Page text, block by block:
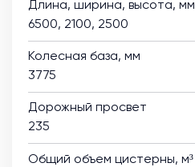
Длина, ширина, высота, мм
6500, 2100, 2500
Колесная база, мм
3775
Дорожный просвет
235
Общий объем цистерны, м³